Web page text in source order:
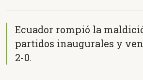
Ecuador rompió la
partidos inaugurales y
2-0.